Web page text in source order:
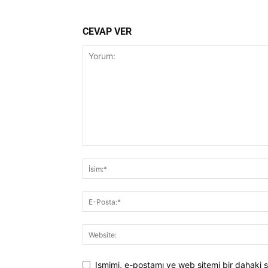
CEVAP VER
Ismimi, e-postamı ve web sitemi bir dahaki